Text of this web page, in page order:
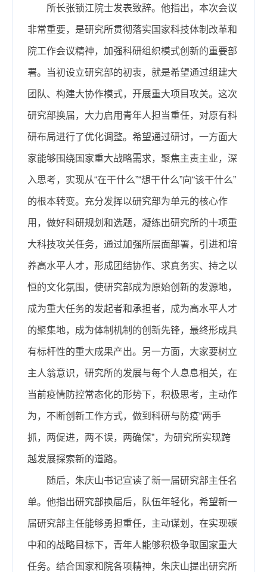
所长张锁江院士发表致辞。他指出，本次会议
非常重要，是研究所贯彻落实国家科技体制改革和
院工作会议精神，加强科研组织模式创新的重要部
署。当初设立研究部的初衷，就是希望通过组建大
团队、构建大协作模式，开展重大项目攻关。这次
研究部换届，大力启用青年人担当重任，对原有科
研布局进行了优化调整。希望通过研讨，一方面大
家能够围绕国家重大战略需求，聚焦主责主业，深
入思考，实现从“在干什么”“想干什么”向“该干什么”
的根本转变。充分发挥以研究部为单元的核心作
用，做好科研规划和选题，凝练出研究所的十项重
大科技攻关任务，通过加强所层面部署，引进和培
养高水平人才，形成团结协作、求真务实、持之以
恒的文化氛围，使研究部成为原始创新的发源地，
成为重大任务的发起者和承担者，成为高水平人才
的聚集地，成为体制机制的创新先锋，最终形成具
有标杆性的重大成果产出。另一方面，大家要树立
主人翁意识，研究所的发展与每个人息息相关，在
当前疫情防控常态化的形势下，积极思考，主动作
为，不断创新工作方式，做到科研与防疫“两手
抓，两促进，两不误，两确保”，为研究所实现跨
越发展探索新的道路。
随后，朱庆山书记宣读了新一届研究部主任名
单。他指出研究部换届后，队伍年轻化，希望新一
届研究部主任能够勇担重任，主动谋划，在实现碳
中和的战略目标下，青年人能够积极争取国家重大
任务。结合国家和院各项精神，朱庆山提出研究所